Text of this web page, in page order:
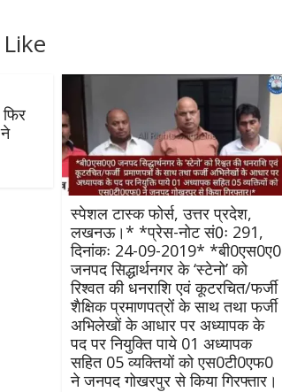
स्पेशल टास्क फोर्स, उत्तर प्रदेश,
लखनऊ।* *प्रेस-नोट सं0ः 291,
दिनांकः 24-09-2019* *बी0एस0ए0
जनपद सिद्धार्थनगर के ‘स्टेनो’ को
रिश्वत की धनराशि एवं कूटरचित/फर्जी
शैक्षिक प्रमाणपत्रों के साथ तथा फर्जी
अभिलेखों के आधार पर अध्यापक के
पद पर नियुक्ति पाये 01 अध्यापक
सहित 05 व्यक्तियों को एस0टी0एफ0
ने जनपद गोखरपुर से किया गिरफ्तार।